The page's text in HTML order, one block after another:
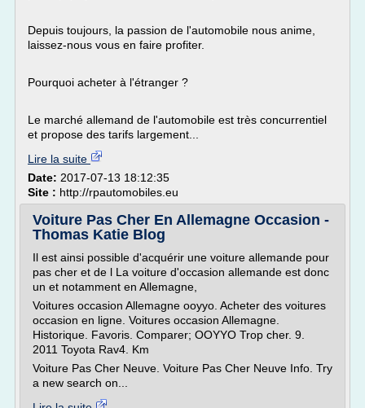
Depuis toujours, la passion de l'automobile nous anime,
laissez-nous vous en faire profiter.
Pourquoi acheter à l'étranger ?
Le marché allemand de l'automobile est très concurrentiel
et propose des tarifs largement...
Lire la suite
Date: 2017-07-13 18:12:35
Site : http://rpautomobiles.eu
Voiture Pas Cher En Allemagne Occasion -
Thomas Katie Blog
Il est ainsi possible d'acquérir une voiture allemande pour
pas cher et de l La voiture d'occasion allemande est donc
un et notamment en Allemagne,
Voitures occasion Allemagne ooyyo. Acheter des voitures
occasion en ligne. Voitures occasion Allemagne.
Historique. Favoris. Comparer; OOYYO Trop cher. 9.
2011 Toyota Rav4. Km
Voiture Pas Cher Neuve. Voiture Pas Cher Neuve Info. Try
a new search on...